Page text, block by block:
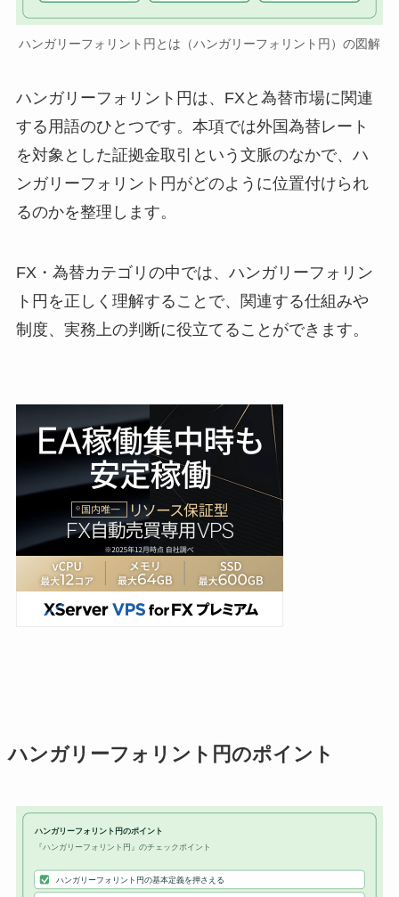
ハンガリーフォリント円とは（ハンガリーフォリント円）の図解
ハンガリーフォリント円は、FXと為替市場に関連
する用語のひとつです。本項では外国為替レート
を対象とした証拠金取引という文脈のなかで、ハ
ンガリーフォリント円がどのように位置付けられ
るのかを整理します。
FX・為替カテゴリの中では、ハンガリーフォリン
ト円を正しく理解することで、関連する仕組みや
制度、実務上の判断に役立てることができます。
ハンガリーフォリント円のポイント
ハンガリーフォリント円のポイント
『ハンガリーフォリント円』のチェックポイント
ハンガリーフォリント円の基本定義を押さえる